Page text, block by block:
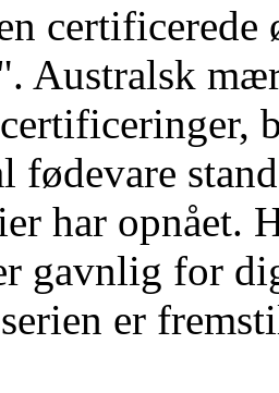
certificerede
Australsk
fødevare
har opnået.
gavnlig for
er